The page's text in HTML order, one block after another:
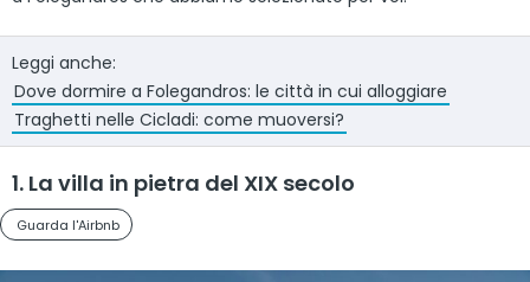
Leggi anche:
Dove dormire a Folegandros: le città in cui alloggiare
Traghetti nelle Cicladi: come muoversi?
1. La villa in pietra del XIX secolo
Guarda l'Airbnb